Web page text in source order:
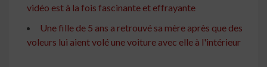
vidéo est à la fois fascinante et effrayante
Une fille de 5 ans a retrouvé sa mère après que des
voleurs lui aient volé une voiture avec elle à l'intérieur